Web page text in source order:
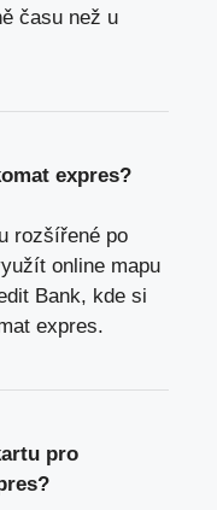
času než u
expres?
rozšířené po
online mapu
Bank, kde si
expres.
pro